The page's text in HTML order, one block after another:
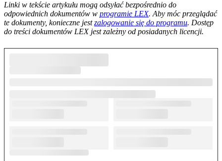
Linki w tekście artykułu mogą odsyłać bezpośrednio do
odpowiednich dokumentów w programie LEX. Aby móc przeglądać
te dokumenty, konieczne jestzalogowanie się do programu. Dostęp
do treści dokumentów LEX jest zależny od posiadanych licencji.